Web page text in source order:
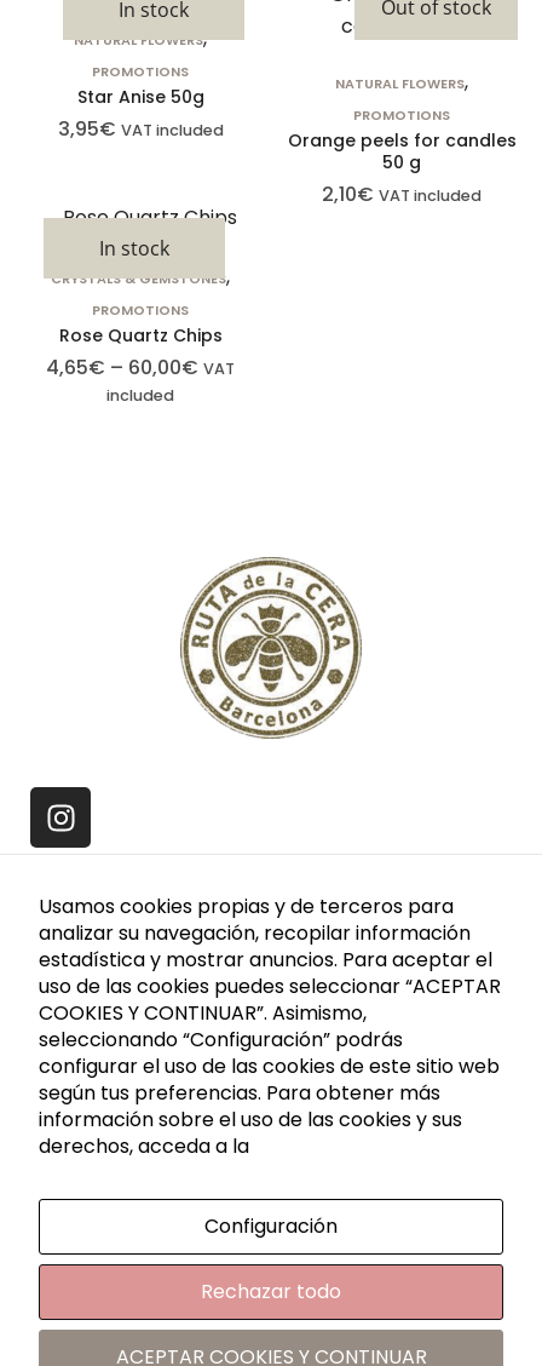
In stock
NATURAL FLOWERS,
PROMOTIONS
Star Anise 50g
3,95€ VAT included
Out of stock
NATURAL FLOWERS,
PROMOTIONS
Orange peels for candles
50 g
2,10€ VAT included
In stock
CRYSTALS & GEMSTONES,
PROMOTIONS
Rose Quartz Chips
4,65€ – 60,00€ VAT
included
Contact
Caldes de Montbui, P. I. La Borda Calle Cerdanya
Nave 7
08140 Barcelona
+34 936 883 107
info@rutadelacera.es
Information
Legal Notice
Usamos cookies propias y de terceros para
analizar su navegación, recopilar información
estadística y mostrar anuncios. Para aceptar el
uso de las cookies puedes seleccionar “ACEPTAR
COOKIES Y CONTINUAR”. Asimismo,
seleccionando “Configuración” podrás
configurar el uso de las cookies de este sitio web
según tus preferencias. Para obtener más
información sobre el uso de las cookies y sus
derechos, acceda a la
Configuración
Rechazar todo
ACEPTAR COOKIES Y CONTINUAR
no almacenan
información de
identificación
personal.
utiliza el sitio
web.
Cookies de
experiencia
visita. Si
rechaza estas
cookies,
algunas
funciones
desaparecerán
del sitio web.
marketing
Estas cookies
pueden ser
establecidas
a través de
nuestro sitio